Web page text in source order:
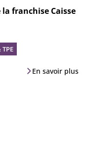
la franchise Caisse
TPE
En savoir plus